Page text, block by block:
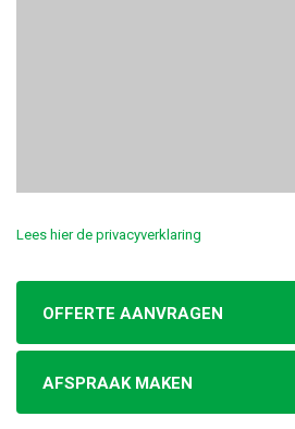
Lees hier de privacyverklaring
OFFERTE AANVRAGEN
AFSPRAAK MAKEN